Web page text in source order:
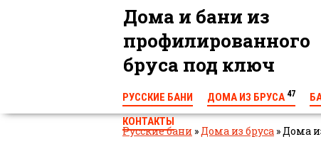
Дома и бани из
профилированного
бруса под ключ
РУССКИЕ БАНИ ДОМА ИЗ БРУСА 47
КОНТАКТЫ
Русские бани »Дома из бруса »Дома